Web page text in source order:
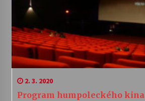
2. 3. 2020
Program humpoleckého kina